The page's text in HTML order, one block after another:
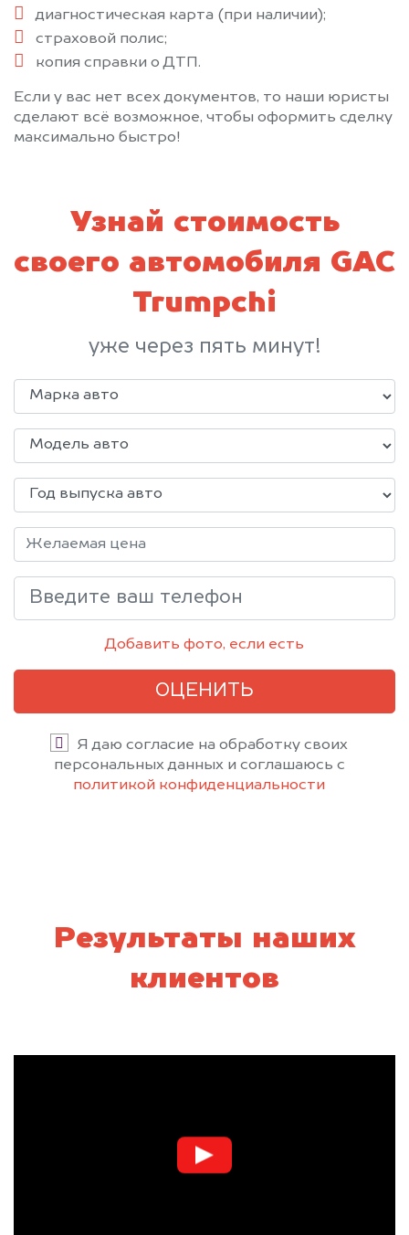
диагностическая карта (при наличии);
страховой полис;
копия справки о ДТП.
Если у вас нет всех документов, то наши юристы
сделают всё возможное, чтобы оформить сделку
максимально быстро!
Узнай стоимость
своего автомобиля GAC
Trumpchi
уже через пять минут!
Добавить фото, если есть
ОЦЕНИТЬ
Я даю согласие на обработку своих
персональных данных и соглашаюсь с
политикой конфиденциальности
Результаты наших
клиентов